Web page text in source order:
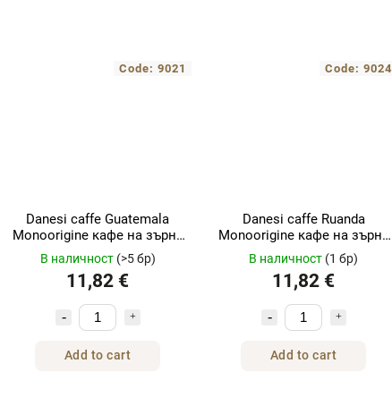
Danesi caffe Guatemala
Monoorigine кафе на зърна
консерва 250гр
В наличност (>5 бр)
11,82 €
Add to cart
Code: 9021
Danesi caffe Ruanda
Monoorigine кафе на зърна
консерва 250гр
В наличност (1 бр)
11,82 €
Add to cart
Code: 9024